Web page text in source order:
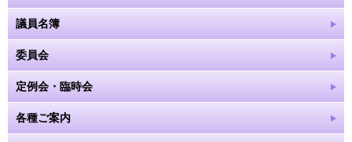
議員名簿
委員会
定例会・臨時会
各種ご案内